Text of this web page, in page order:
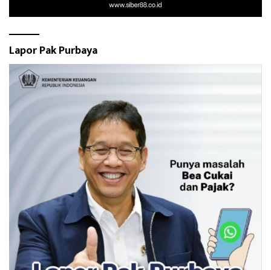
Lapor Pak Purbaya